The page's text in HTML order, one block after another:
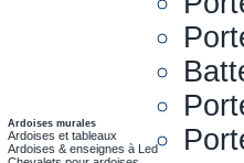
Ardoises murales
Ardoises et tableaux
Ardoises & enseignes à Led